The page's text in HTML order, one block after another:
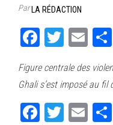
ParLA RÉDACTION
Fa
bo
ok
T
tt
er
E
ail
Figure centrale des
Ghali s’est imposé au fil
Fa
T
E